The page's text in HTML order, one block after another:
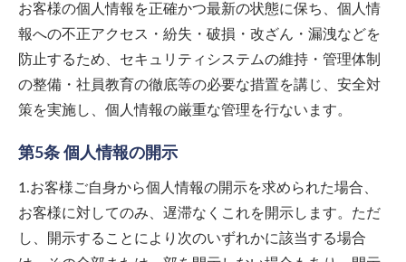
お客様の個人情報を正確かつ最新の状態に保ち、個人情
報への不正アクセス・紛失・破損・改ざん・漏洩などを
防止するため、セキュリティシステムの維持・管理体制
の整備・社員教育の徹底等の必要な措置を講じ、安全対
策を実施し、個人情報の厳重な管理を行ないます。
第5条 個人情報の開示
1.お客様ご自身から個人情報の開示を求められた場合、
お客様に対してのみ、遅滞なくこれを開示します。ただ
し、開示することにより次のいずれかに該当する場合